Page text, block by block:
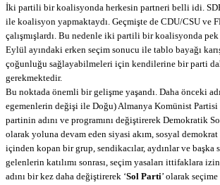
İki partili bir koalisyonda herkesin partneri belli idi.
ile koalisyon yapmaktaydı. Geçmişte de CDU/CSU ve
çalışmışlardı. Bu nedenle iki partili bir koalisyonda
Eylül ayındaki erken seçim sonucu ile tablo bayağı
çoğunluğu sağlayabilmeleri için kendilerine bir parti
gerekmektedir.
Bu noktada önemli bir gelişme yaşandı. Daha önceki
egemenlerin değişi ile Doğu) Almanya Komünist Partisi
partinin adını ve programını değiştirerek Demokratik
olarak yoluna devam eden siyasi akım, sosyal
içinden kopan bir grup, sendikacılar, aydınlar ve başka
gelenlerin katılımı sonrası, seçim yasaları ittifaklara
adını bir kez daha değiştirerek ‘Sol Parti’ olarak